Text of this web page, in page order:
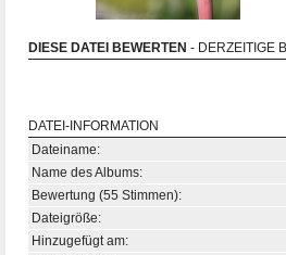
DIESE DATEI BEWERTEN - DERZEITIGE
DATEI-INFORMATION
Dateiname:
Name des Albums:
Bewertung (55 Stimmen):
Dateigröße:
Hinzugefügt am: